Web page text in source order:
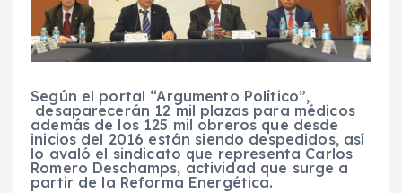
Según el portal “Argumento Político”,
desaparecerán 12 mil plazas para médicos
además de los 125 mil obreros que desde
inicios del 2016 están siendo despedidos, así
lo avaló el sindicato que representa Carlos
Romero Deschamps, actividad que surge a
partir de la Reforma Energética.